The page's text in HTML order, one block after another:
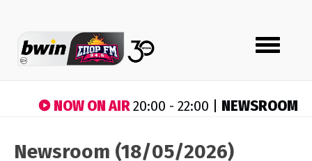
Toggle
navigation
NOW ON AIR20:00 - 22:00 | NEWSROOM
Newsroom (18/05/2026)